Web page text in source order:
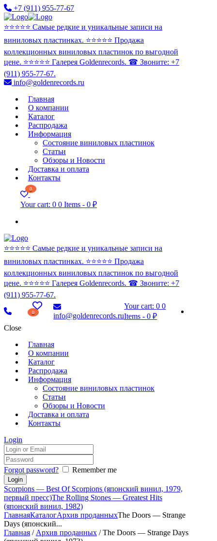
+7 (911) 955-77-67
⭐️⭐️⭐️⭐️⭐️ Самые редкие и уникальные записи на
виниловых пластинках. ⭐️⭐️⭐️⭐️⭐️ Продажа
коллекционных виниловых пластинок по выгодной
цене. ⭐️⭐️⭐️⭐️⭐️ Галерея Goldenrecords. ☎ Звоните: +7
(911) 955-77-67.
info@goldenrecords.ru
Главная
О компании
Каталог
Распродажа
Информация
Состояние виниловых пластинок
Статьи
Обзоры и Новости
Доставка и оплата
Контакты
0
Your cart: 0 0 Items - 0 ₽
⭐️⭐️⭐️⭐️⭐️ Самые редкие и уникальные записи на
виниловых пластинках. ⭐️⭐️⭐️⭐️⭐️ Продажа
коллекционных виниловых пластинок по выгодной
цене. ⭐️⭐️⭐️⭐️⭐️ Галерея Goldenrecords. ☎ Звоните: +7
(911) 955-77-67.
0 info@goldenrecords.ru
Your cart: 00
Items -0 ₽
Close
Главная
О компании
Каталог
Распродажа
Информация
Состояние виниловых пластинок
Статьи
Обзоры и Новости
Доставка и оплата
Контакты
Login
Forgot password? Remember me
Scorpions — Best Of Scorpions (японский винил, 1979,
первый пресс)The Rolling Stones — Greatest Hits
(японский винил, 1982)
ГлавнаяКаталогАрхив проданныхThe Doors — Strange
Days (японский...
Главная / Архив проданных / The Doors — Strange Days